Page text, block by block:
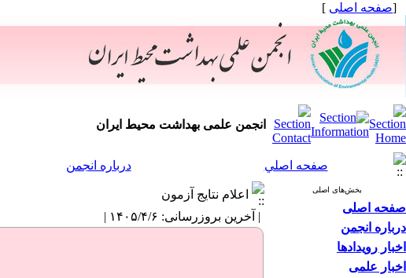
[صفحه اصلی ]
انجمن علمی بهداشت محیط ایران
صفحه اصلي درباره انجمن
بخش‌های اصلی
صفحه اصلی
درباره انجمن
اخبار رویدادها
اخبار علمی
اعلام نتایج آزمون
| آخرین بروزرسانی: ۱۴۰۵/۴/۶ |